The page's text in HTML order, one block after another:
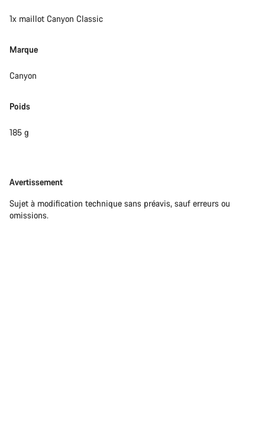
1x maillot Canyon Classic
Marque
Canyon
Poids
185 g
Avertissement
Avertissement
Sujet à modification technique sans préavis, sauf erreurs ou
omissions.